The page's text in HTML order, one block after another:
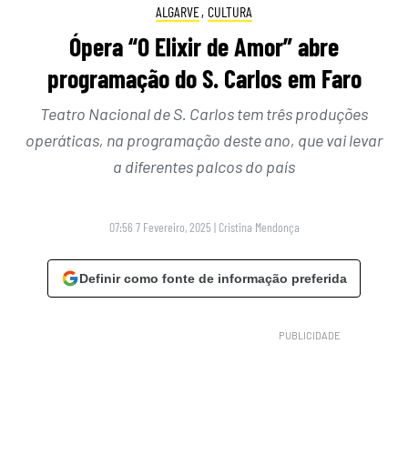
ALGARVE, CULTURA
Ópera “O Elixir de Amor” abre
programação do S. Carlos em Faro
Teatro Nacional de S. Carlos tem três produções
operáticas, na programação deste ano, que vai levar
a diferentes palcos do país
07:56 7 Fevereiro, 2025 | Cristina Mendonça
Definir como fonte de informação preferida